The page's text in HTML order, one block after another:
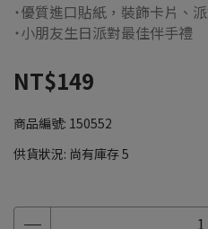
˙優質進口貼紙，裝飾卡片、
˙小朋友生日派對最佳伴手禮
NT$149
商品編號: 150552
供貨狀況: 尚有庫存 5